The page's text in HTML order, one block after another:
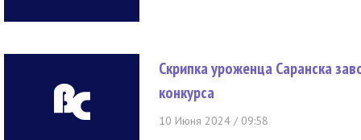
Скрипка уроженца Саранска
конкурса
10 Июня 2024 / 09:58